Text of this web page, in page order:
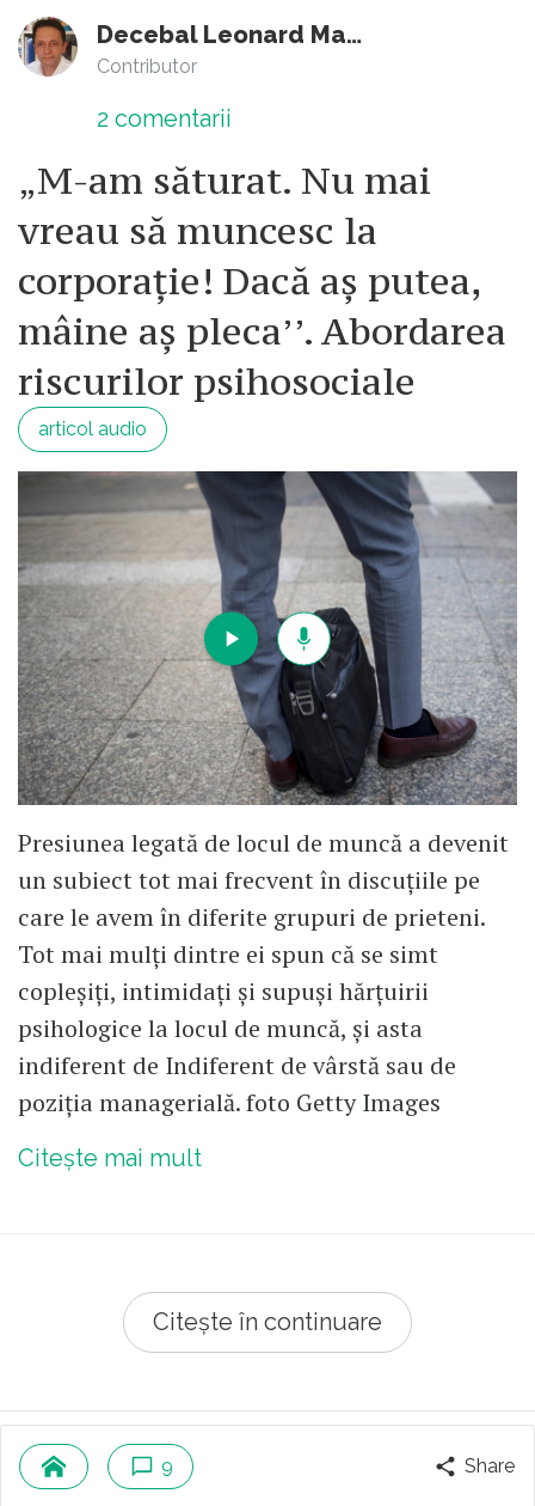
Decebal Leonard Marin
Contributor
2 comentarii
„M-am săturat. Nu mai
vreau să muncesc la
corporație! Dacă aș putea,
mâine aș pleca’’. Abordarea
riscurilor psihosociale
articol audio
Presiunea legată de locul de muncă a devenit
un subiect tot mai frecvent în discuțiile pe
care le avem în diferite grupuri de prieteni.
Tot mai mulți dintre ei spun că se simt
copleșiți, intimidați și supuși hărțuirii
psihologice la locul de muncă, și asta
indiferent de Indiferent de vârstă sau de
poziția managerială. foto Getty Images
Citește mai mult
Citește în continuare
© 2026 Republica.ro
Politica de confidentialitate
Cine suntem
9 Share